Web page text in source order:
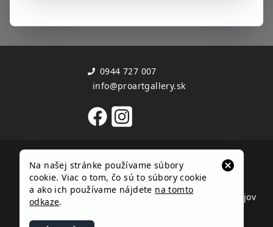
0944 727 007
info@proartgallery.sk
Kontakt
Zoznam autorov
Časté otázky
Dôležité dokumenty
Obchodné podmienky
Reklamačný poriadok
Ochrana osobných údajov
Na našej stránke používame súbory
cookie. Viac o tom, čo sú to súbory cookie
a ako ich používame nájdete na tomto
odkaze.